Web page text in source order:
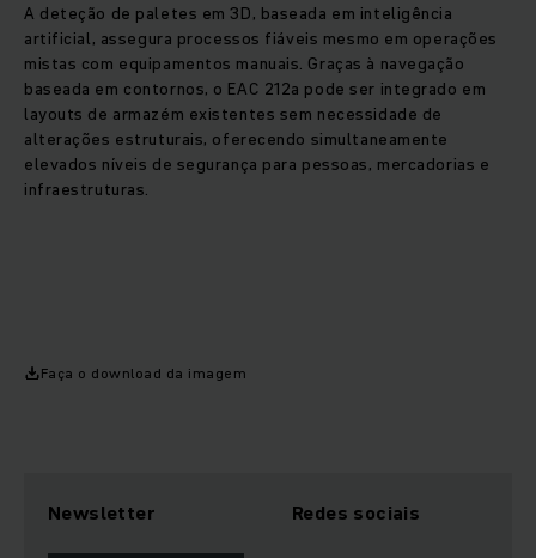
A deteção de paletes em 3D, baseada em inteligência
artificial, assegura processos fiáveis mesmo em operações
mistas com equipamentos manuais. Graças à navegação
baseada em contornos, o EAC 212a pode ser integrado em
layouts de armazém existentes sem necessidade de
alterações estruturais, oferecendo simultaneamente
elevados níveis de segurança para pessoas, mercadorias e
infraestruturas.
Faça o download da imagem
Newsletter Redes sociais